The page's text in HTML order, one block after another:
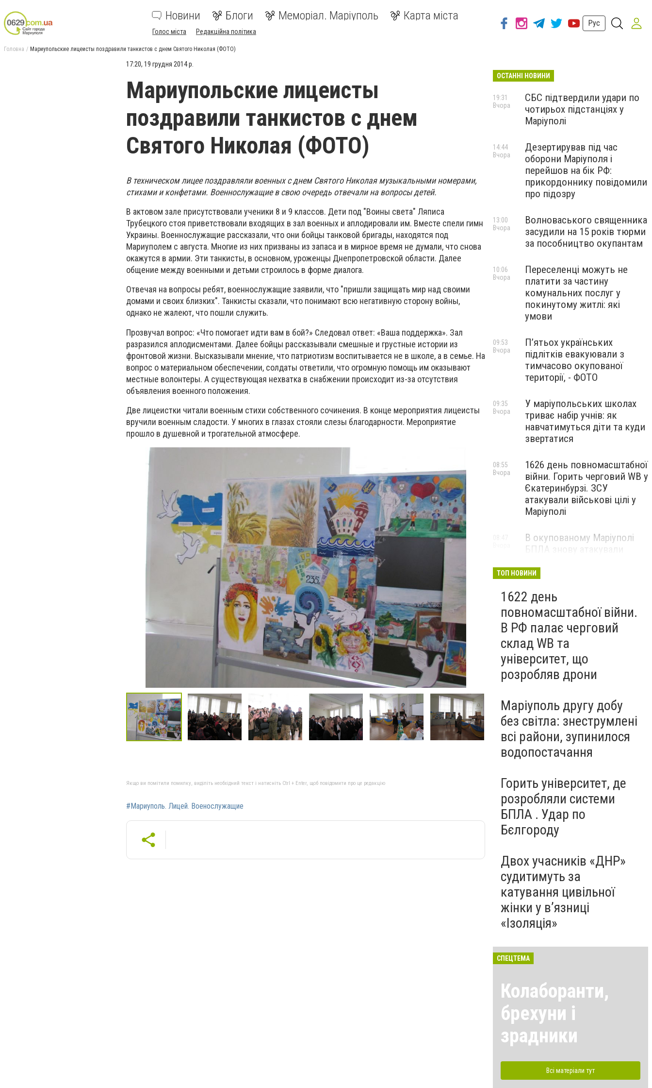
Новини Блоги Меморіал. Маріуполь Карта міста
Голос міста Редакційна політика
Рус
Головна Мариупольские лицеисты поздравили танкистов с днем Святого Николая (ФОТО)
17:20, 19 грудня 2014 р.
Мариупольские лицеисты
поздравили танкистов с днем
Святого Николая (ФОТО)
В техническом лицее поздравляли военных с днем Святого Николая музыкальными номерами,
стихами и конфетами. Военнослужащие в свою очередь отвечали на вопросы детей.
В актовом зале присутствовали ученики 8 и 9 классов. Дети под "Воины света" Ляписа
Трубецкого стоя приветствовали входящих в зал военных и аплодировали им. Вместе спели гимн
Украины. Военнослужащие рассказали, что они бойцы танковой бригады, находятся под
Мариуполем с августа. Многие из них призваны из запаса и в мирное время не думали, что снова
окажутся в армии. Эти танкисты, в основном, уроженцы Днепропетровской области. Далее
общение между военными и детьми строилось в форме диалога.
Отвечая на вопросы ребят, военнослужащие заявили, что "пришли защищать мир над своими
домами и своих близких". Танкисты сказали, что понимают всю негативную сторону войны,
однако не жалеют, что пошли служить.
Прозвучал вопрос: «Что помогает идти вам в бой?» Следовал ответ: «Ваша поддержка». Зал
разразился аплодисментами. Далее бойцы рассказывали смешные и грустные истории из
фронтовой жизни. Высказывали мнение, что патриотизм воспитывается не в школе, а в семье. На
вопрос о материальном обеспечении, солдаты ответили, что огромную помощь им оказывают
местные волонтеры. А существующая нехватка в снабжении происходит из-за отсутствия
объявления военного положения.
Две лицеистки читали военным стихи собственного сочинения. В конце мероприятия лицеисты
вручили военным сладости. У многих в глазах стояли слезы благодарности. Мероприятие
прошло в душевной и трогательной атмосфере.
Якщо ви помітили помилку, виділіть необхідний текст і натисніть Ctrl + Enter, щоб повідомити про це редакцію
#Мариуполь. Лицей. Военослужащие
ОСТАННІ НОВИНИ
СБС підтвердили удари по
чотирьох підстанціях у
Маріуполі
19:31
Вчора
Дезертирував під час
оборони Маріуполя і
перейшов на бік РФ:
прикордоннику повідомили
про підозру
14:44
Вчора
Волноваського священника
засудили на 15 років тюрми
за пособництво окупантам
13:00
Вчора
Переселенці можуть не
платити за частину
комунальних послуг у
покинутому житлі: які
умови
10:06
Вчора
П’ятьох українських
підлітків евакуювали з
тимчасово окупованої
території, - ФОТО
09:53
Вчора
У маріупольських школах
триває набір учнів: як
навчатимуться діти та куди
звертатися
09:35
Вчора
1626 день повномасштабної
війни. Горить черговий WB у
Єкатеринбурзі. ЗСУ
атакували військові цілі у
Маріуполі
08:55
Вчора
В окупованому Маріуполі
БПЛА знову атакували
— ВІДЕО
ТОП НОВИНИ
1622 день
повномасштабної війни.
В РФ палає черговий
склад WB та
університет, що
розробляв дрони
Маріуполь другу добу
без світла: знеструмлені
всі райони, зупинилося
водопостачання
Горить університет, де
розробляли системи
БПЛА . Удар по
Бєлгороду
Двох учасників «ДНР»
судитимуть за
катування цивільної
жінки у в’язниці
«Ізоляція»
СПЕЦТЕМА
Колаборанти,
брехуни і
зрадники
Всі матеріали тут